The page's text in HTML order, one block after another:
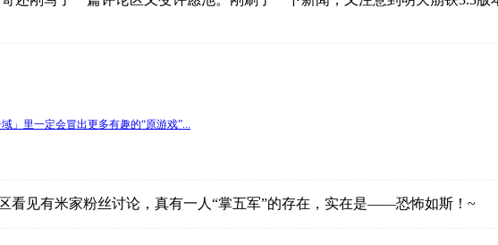
」里一定会冒出更多有趣的“原游戏”...
看见有米家粉丝讨论，真有一人“掌五军”的存在，实在是——恐怖如斯！~